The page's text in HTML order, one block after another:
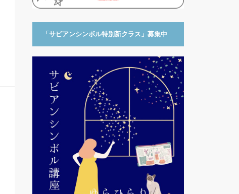
「サビアンシンボル特別新クラス」募集中